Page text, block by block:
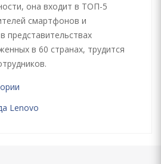
она входит в ТОП-5
смартфонов и
представительствах
в 60 странах, трудится
Lenovo